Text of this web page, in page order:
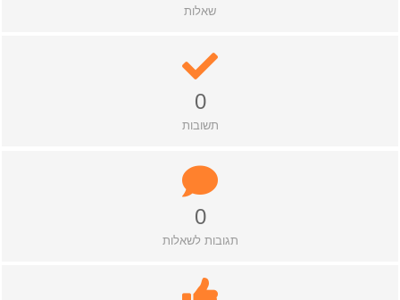
שאלות
0
תשובות
0
תגובות לשאלות